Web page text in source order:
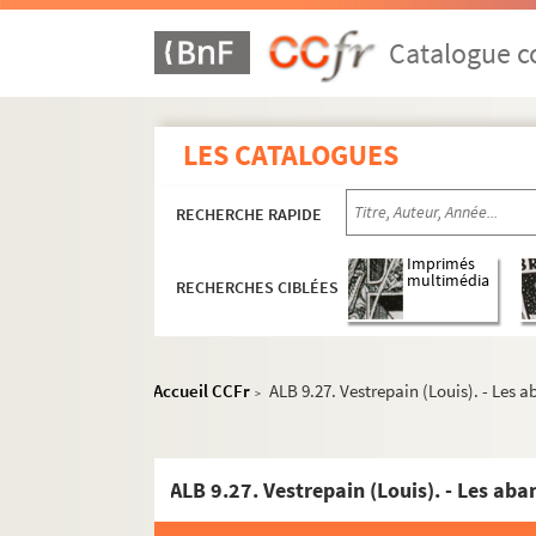
Catalogue
LES CATALOGUES
RECHERCHE RAPIDE
RECHERCHES CIBLÉES
Imprimés
multimédia
Accueil CCFr > ALB 9.27. Vestrepain (Louis). - Les
ALB 9.27. Vestrepain (Louis). - Les